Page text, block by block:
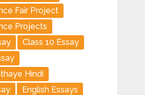
Fair Project
Projects
Class 10 Essay
Hindi
English Essays